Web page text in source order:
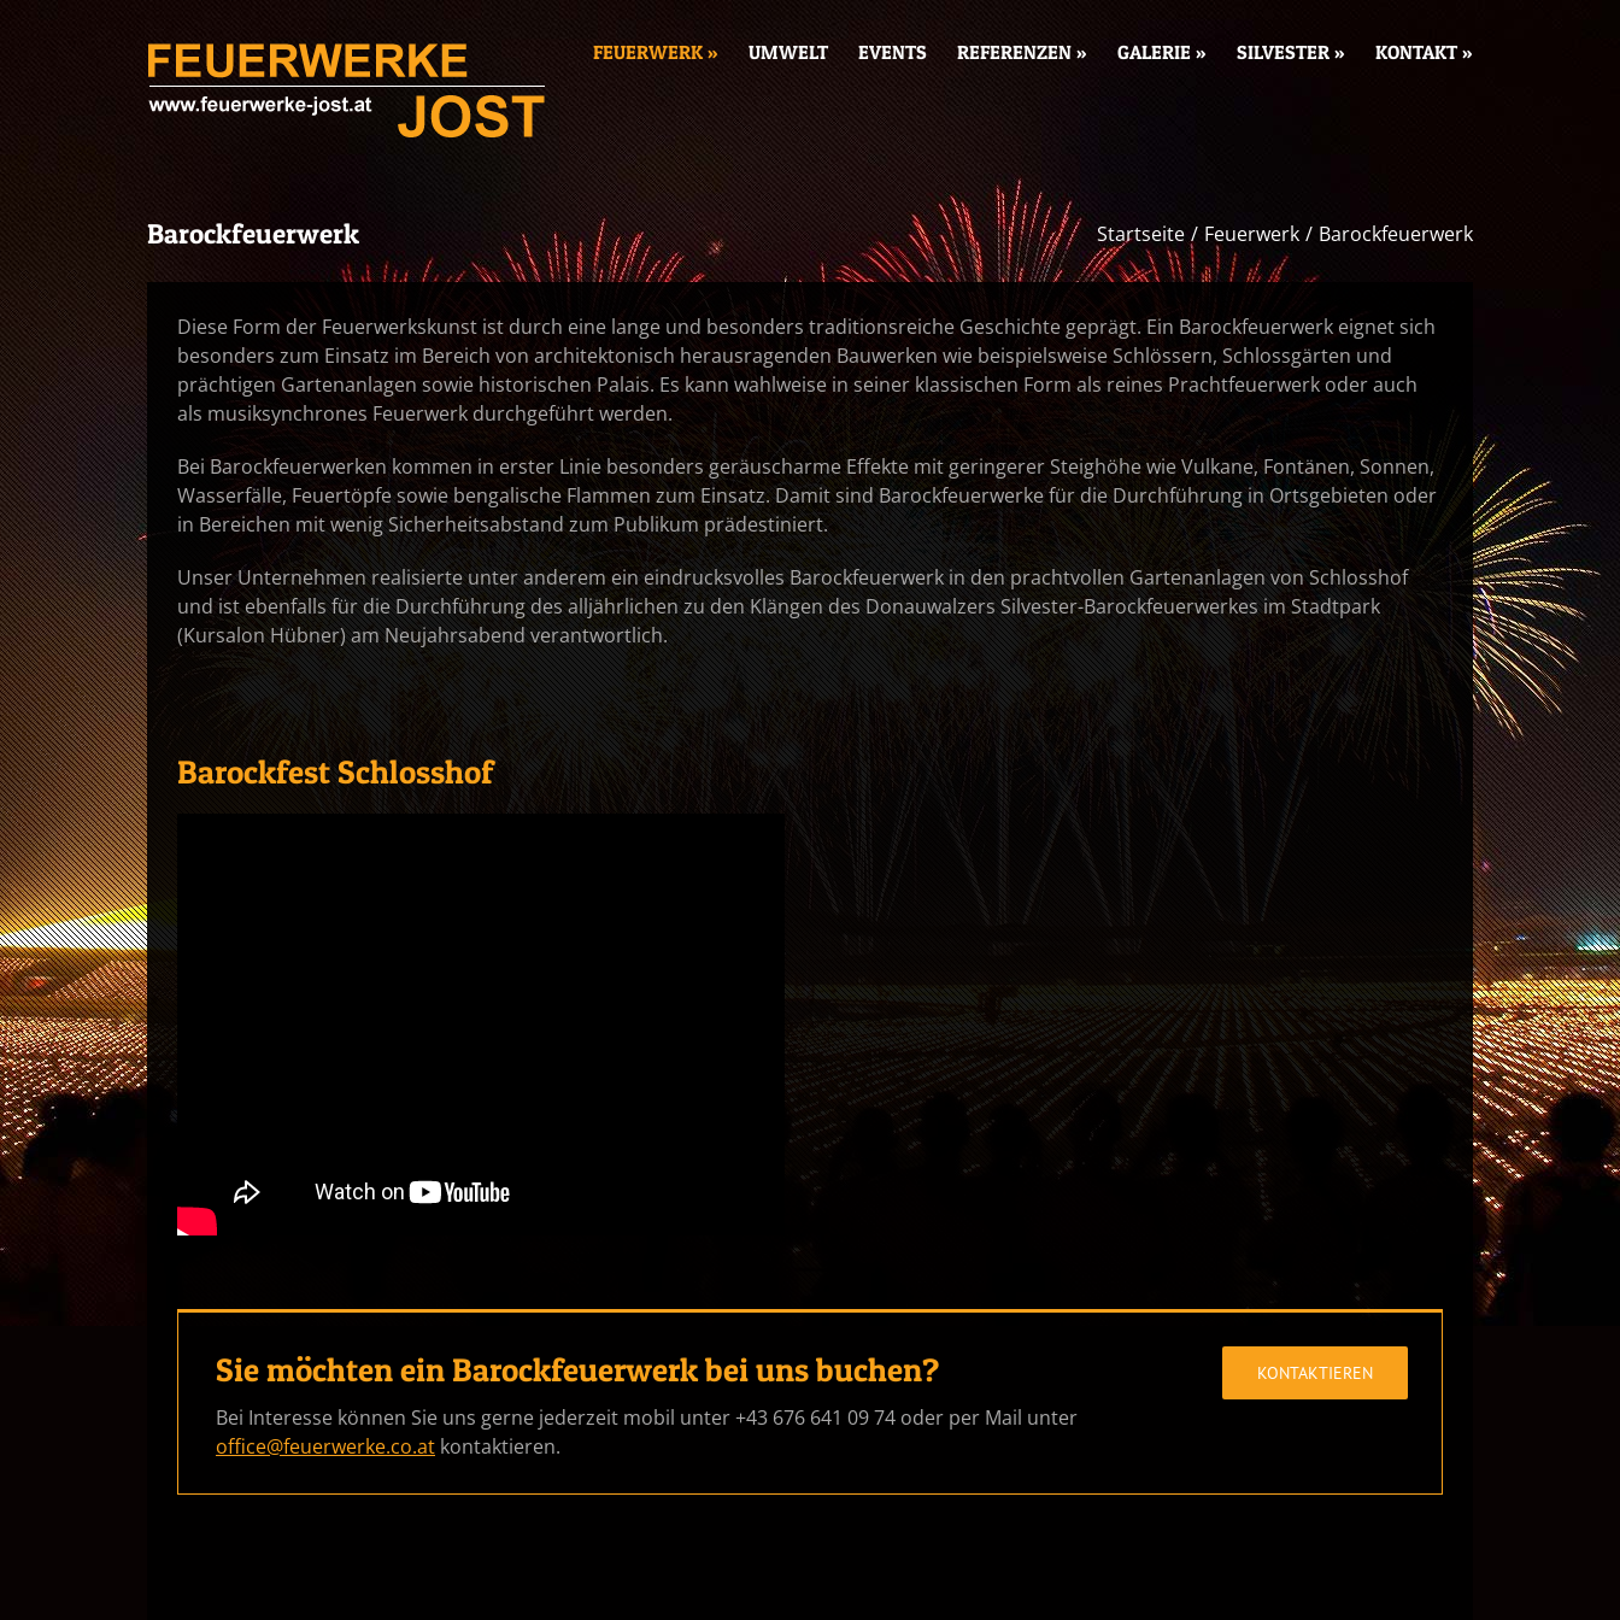
FEUERWERK » UMWELT EVENTS REFERENZEN » GALERIE » SILVESTER » KONTAKT »
Barockfeuerwerk Startseite Feuerwerk Barockfeuerwerk
Diese Form der Feuerwerkskunst ist durch eine lange und besonders traditionsreiche Geschichte geprägt. Ein Barockfeuerwerk eignet sich
besonders zum Einsatz im Bereich von architektonisch herausragenden Bauwerken wie beispielsweise Schlössern, Schlossgärten und
prächtigen Gartenanlagen sowie historischen Palais. Es kann wahlweise in seiner klassischen Form als reines Prachtfeuerwerk oder auch
als musiksynchrones Feuerwerk durchgeführt werden.
Bei Barockfeuerwerken kommen in erster Linie besonders geräuscharme Effekte mit geringerer Steighöhe wie Vulkane, Fontänen, Sonnen,
Wasserfälle, Feuertöpfe sowie bengalische Flammen zum Einsatz. Damit sind Barockfeuerwerke für die Durchführung in Ortsgebieten oder
in Bereichen mit wenig Sicherheitsabstand zum Publikum prädestiniert.
Unser Unternehmen realisierte unter anderem ein eindrucksvolles Barockfeuerwerk in den prachtvollen Gartenanlagen von Schlosshof
und ist ebenfalls für die Durchführung des alljährlichen zu den Klängen des Donauwalzers Silvester-Barockfeuerwerkes im Stadtpark
(Kursalon Hübner) am Neujahrsabend verantwortlich.
Barockfest Schlosshof
KONTAKTIEREN
Sie möchten ein Barockfeuerwerk bei uns buchen?
Bei Interesse können Sie uns gerne jederzeit mobil unter +43 676 641 09 74 oder per Mail unter
office@feuerwerke.co.at kontaktieren.